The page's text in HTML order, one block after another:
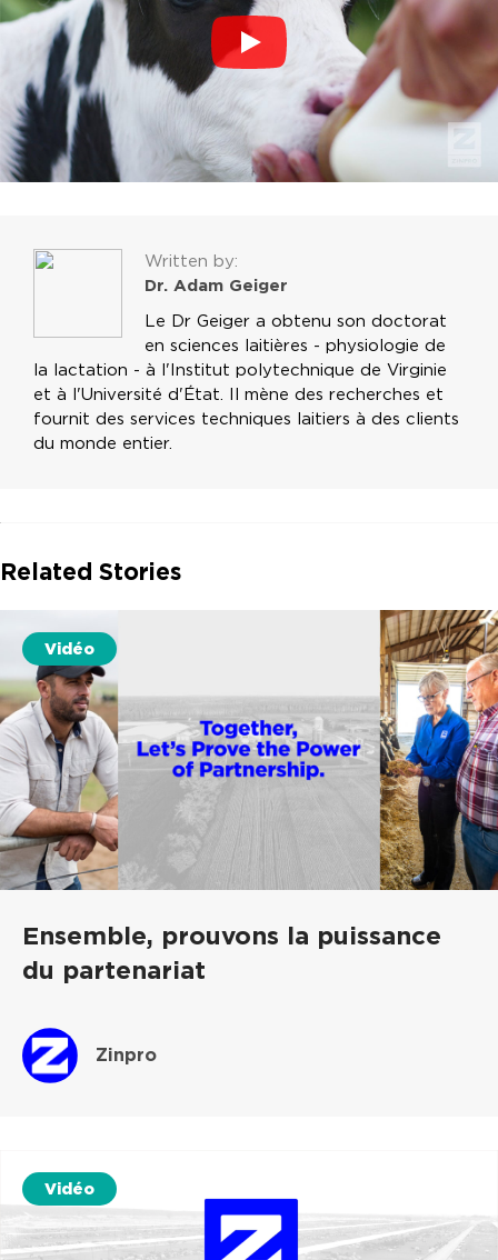
Written by:
Dr. Adam Geiger
Le Dr Geiger a obtenu son doctorat
en sciences laitières - physiologie de
la lactation - à l'Institut polytechnique de Virginie
et à l'Université d'État. Il mène des recherches et
fournit des services techniques laitiers à des clients
du monde entier.
Related Stories
Vidéo
Ensemble, prouvons la puissance
du partenariat
Zinpro
Vidéo